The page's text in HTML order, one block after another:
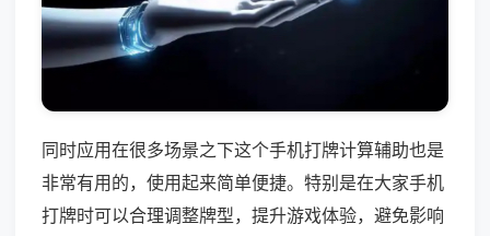
同时应用在很多场景之下这个手机打牌计算辅助也是
非常有用的，使用起来简单便捷。特别是在大家手机
打牌时可以合理调整牌型，提升游戏体验，避免影响